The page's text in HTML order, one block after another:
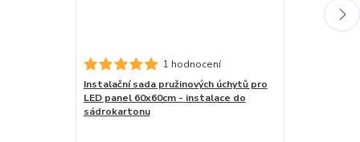
1 hodnocení
Instalační sada pružinových úchytů pro
LED panel 60x60cm - instalace do
sádrokartonu